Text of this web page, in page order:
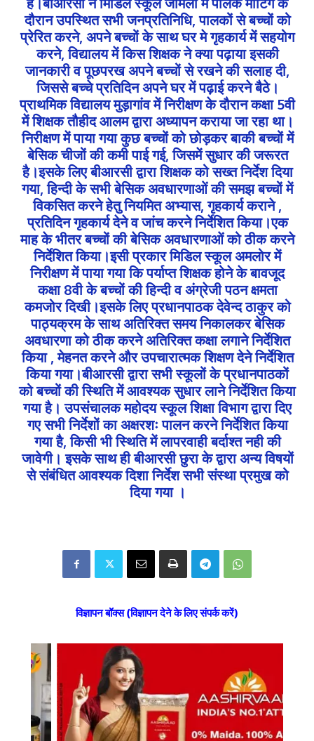
दौरान उपस्थित सभी जनप्रतिनिधि, पालकों से बच्चों को
प्रेरित करने, अपने बच्चों के साथ घर मे गृहकार्य में सहयोग
करने, विद्यालय में किस शिक्षक ने क्या पढ़ाया इसकी
जानकारी व पूछपरख अपने बच्चों से रखने की सलाह दी,
जिससे बच्चे प्रतिदिन अपने घर में पढ़ाई करने बैठे।
प्राथमिक विद्यालय मुड़ागांव में निरीक्षण के दौरान कक्षा 5वी
में शिक्षक तौहीद आलम द्वारा अध्यापन कराया जा रहा था।
निरीक्षण में पाया गया कुछ बच्चों को छोड़कर बाकी बच्चों में
बेसिक चीजों की कमी पाई गई, जिसमें सुधार की जरूरत
है।इसके लिए बीआरसी द्वारा शिक्षक को सख्त निर्देश दिया
गया, हिन्दी के सभी बेसिक अवधारणाओं की समझ बच्चों में
विकसित करने हेतु नियमित अभ्यास, गृहकार्य कराने ,
प्रतिदिन गृहकार्य देने व जांच करने निर्देशित किया।एक
माह के भीतर बच्चों की बेसिक अवधारणाओं को ठीक करने
निर्देशित किया।इसी प्रकार मिडिल स्कूल अमलोर में
निरीक्षण में पाया गया कि पर्याप्त शिक्षक होने के बावजूद
कक्षा 8वी के बच्चों की हिन्दी व अंग्रेजी पठन क्षमता
कमजोर दिखी।इसके लिए प्रधानपाठक देवेन्द ठाकुर को
पाठ्यक्रम के साथ अतिरिक्त समय निकालकर बेसिक
अवधारणा को ठीक करने अतिरिक्त कक्षा लगाने निर्देशित
किया , मेहनत करने और उपचारात्मक शिक्षण देने निर्देशित
किया गया।बीआरसी द्वारा सभी स्कूलों के प्रधानपाठकों
को बच्चों की स्थिति में आवश्यक सुधार लाने निर्देशित किया
गया है। उपसंचालक महोदय स्कूल शिक्षा विभाग द्वारा दिए
गए सभी निर्देशों का अक्षरशः पालन करने निर्देशित किया
गया है, किसी भी स्थिति में लापरवाही बर्दाश्त नही की
जावेगी। इसके साथ ही बीआरसी छुरा के द्वारा अन्य विषयों
से संबंधित आवश्यक दिशा निर्देश सभी संस्था प्रमुख को
दिया गया ।
विज्ञापन बॉक्स (विज्ञापन देने के लिए संपर्क करें)